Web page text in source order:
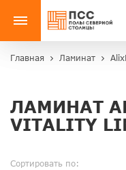
Главная Ламинат
ЛАМИНАТ
VITALITY
Сортировать по: